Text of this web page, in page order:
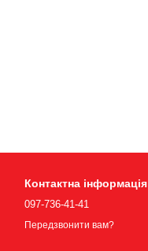
Контактна інформація
097-736-41-41
Передзвонити вам?